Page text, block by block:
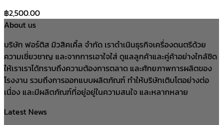
฿2,500.00
About us
บริษัท ฟอร์ติส มิวสิคเคิ้ล จำกัด เราดำเนินธุรกิจเครื่องดนตรีด้วย
ความเชี่ยวชาญ และจากการเอาใจใส่ ดูแลลูกค้าและคู่ค้าอย่างใกล้ชิด
ให้เราเราได้ทราบถึงความต้องการตลาด และศักยภาพการผลิตของ
โรงงาน รวมถึงการออกแบบผลิตภัณฑ์ ทำให้บริษัทเติบโตอย่างต่อ
เนื่อง และมีผลิตภัณฑ์ที่อยู่อยู่ในความสนใจ และหลากหลาย
Latest News